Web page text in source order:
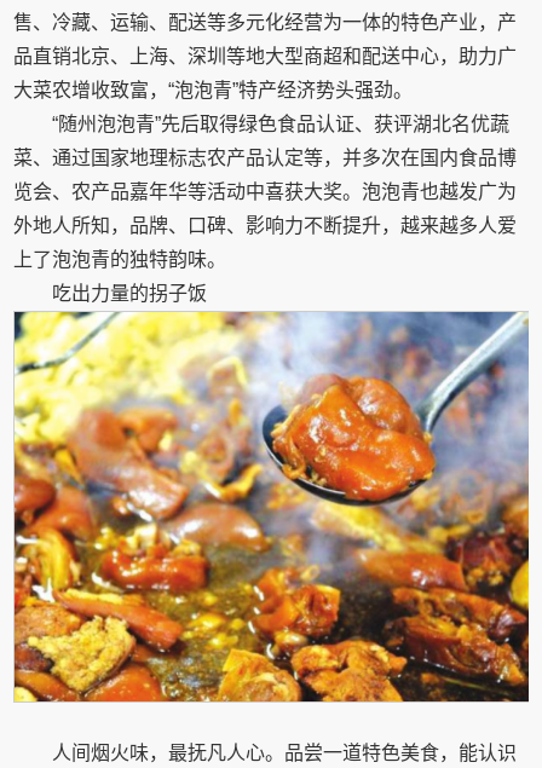
售、冷藏、运输、配送等多元化经营为一体的特色产业，产
品直销北京、上海、深圳等地大型商超和配送中心，助力广
大菜农增收致富，“泡泡青”特产经济势头强劲。
“随州泡泡青”先后取得绿色食品认证、获评湖北名优蔬
菜、通过国家地理标志农产品认定等，并多次在国内食品博
览会、农产品嘉年华等活动中喜获大奖。泡泡青也越发广为
外地人所知，品牌、口碑、影响力不断提升，越来越多人爱
上了泡泡青的独特韵味。
吃出力量的拐子饭
人间烟火味，最抚凡人心。品尝一道特色美食，能认识